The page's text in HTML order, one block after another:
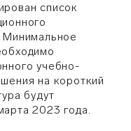
список
Минимальное
учебно-
на короткий
будут
2023 года.